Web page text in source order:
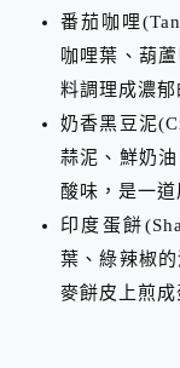
番茄咖哩
咖哩葉、葫
料調理成濃郁
奶香黑豆泥(
蒜泥、鮮奶
酸味，是一
印度蛋餅
葉、綠辣椒
麥餅皮上煎成